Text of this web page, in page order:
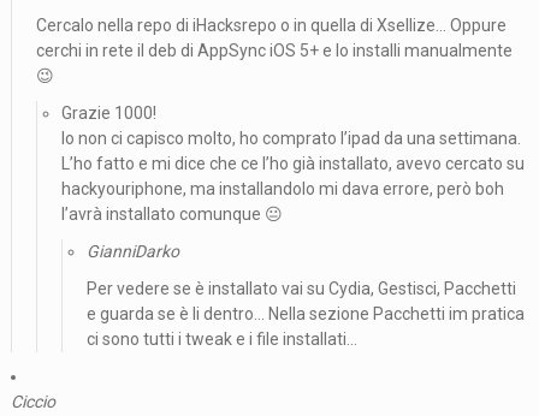
Cercalo nella repo di iHacksrepo o in quella di Xsellize… Oppure
cerchi in rete il deb di AppSync iOS 5+ e lo installi manualmente
😉
Grazie 1000!
Io non ci capisco molto, ho comprato l’ipad da una settimana.
L’ho fatto e mi dice che ce l’ho già installato, avevo cercato su
hackyouriphone, ma installandolo mi dava errore, però boh
l’avrà installato comunque 😐
GianniDarko
Per vedere se è installato vai su Cydia, Gestisci, Pacchetti
e guarda se è li dentro… Nella sezione Pacchetti im pratica
ci sono tutti i tweak e i file installati…
Ciccio